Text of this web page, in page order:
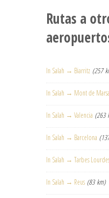
Rutas a
In Salah → Biarritz (257
In Salah → Mont de
In Salah → Valencia (263
In Salah → Barcelona
In Salah → Tarbes
In Salah → Reus (83 km)